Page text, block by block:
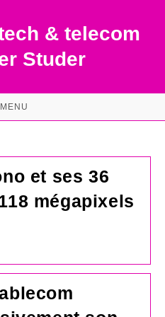
& telecom
Studer
MENU
et ses 36
mégapixels